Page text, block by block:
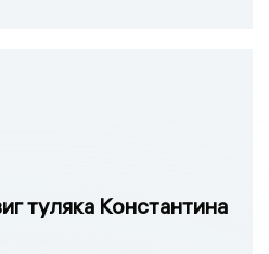
туляка Константина